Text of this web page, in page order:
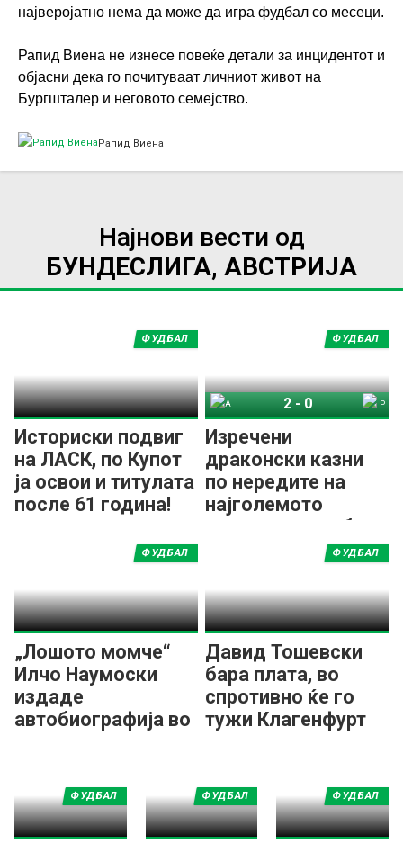
најверојатно нема да може да игра фудбал со месеци.
Рапид Виена не изнесе повеќе детали за инцидентот и
објасни дека го почитуваат личниот живот на
Бургшталер и неговото семејство.
Рапид Виена
Најнови вести од
БУНДЕСЛИГА, АВСТРИЈА
Историски подвиг
на ЛАСК, по Купот
ја освои и титулата
после 61 година!
ФУДБАЛ
Изречени
драконски казни
по нередите на
најголемото
австриско дерби
ФУДБАЛ
2 - 0
„Лошото момче“
Илчо Наумоски
издаде
автобиографија во
ФУДБАЛ
Давид Тошевски
бара плата, во
спротивно ќе го
тужи Клагенфурт
ФУДБАЛ
ФУДБАЛ ФУДБАЛ ФУДБАЛ